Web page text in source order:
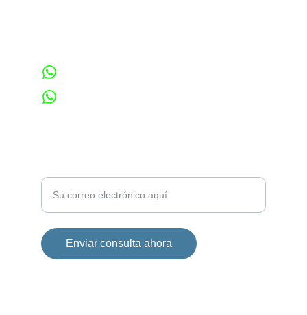
Enviar consulta ahora